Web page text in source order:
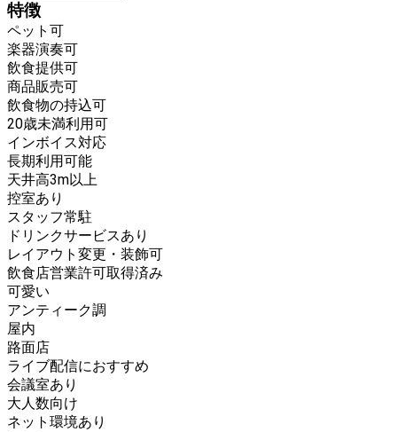
特徴
ペット可
楽器演奏可
飲食提供可
商品販売可
飲食物の持込可
20歳未満利用可
インボイス対応
長期利用可能
天井高3m以上
控室あり
スタッフ常駐
ドリンクサービスあり
レイアウト変更・装飾可
飲食店営業許可取得済み
可愛い
アンティーク調
屋内
路面店
ライブ配信におすすめ
会議室あり
大人数向け
ネット環境あり